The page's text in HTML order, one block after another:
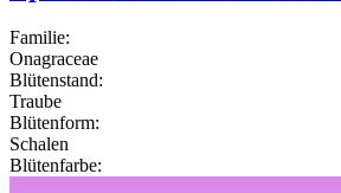
Familie:
Onagraceae
Blütenstand:
Traube
Blütenform:
Schalen
Blütenfarbe: